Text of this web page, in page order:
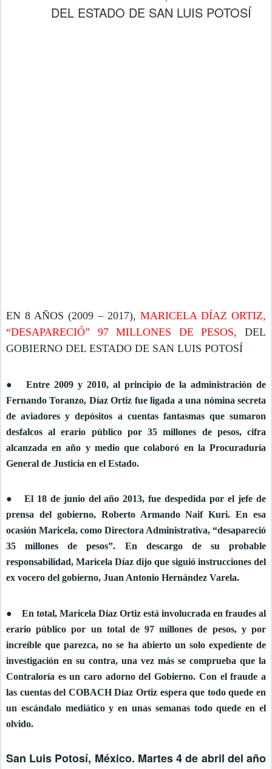
DEL ESTADO DE SAN LUIS POTOSÍ
EN 8 AÑOS (2009 – 2017), MARICELA DÍAZ ORTIZ,
“DESAPARECIÓ” 97 MILLONES DE PESOS,
DEL
GOBIERNO DEL ESTADO DE SAN LUIS POTOSÍ
● Entre 2009 y 2010, al principio de la administración de
Fernando Toranzo, Díaz Ortiz fue ligada a una nómina secreta
de aviadores y depósitos a cuentas fantasmas que sumaron
desfalcos al erario público por 35 millones de pesos, cifra
alcanzada en año y medio que colaboró en la Procuraduría
General de Justicia en el Estado.
● El 18 de junio del año 2013, fue despedida por el jefe de
prensa del gobierno, Roberto Armando Naif Kuri. En esa
ocasión Maricela, como Directora Administrativa, “desapareció
35 millones de pesos”. En descargo de su probable
responsabilidad, Maricela Díaz dijo que siguió instrucciones del
ex vocero del gobierno, Juan Antonio Hernández Varela.
● En total, Maricela Díaz Ortiz está involucrada en fraudes al
erario público por un total de 97 millones de pesos, y por
increíble que parezca, no se ha abierto un solo expediente de
investigación en su contra, una vez más se comprueba que la
Contraloría es un caro adorno del Gobierno. Con el fraude a
las cuentas del COBACH Díaz Ortiz espera que todo quede en
un escándalo mediático y en unas semanas todo quede en el
olvido.
San Luis Potosí, México. Martes 4 de abril del año